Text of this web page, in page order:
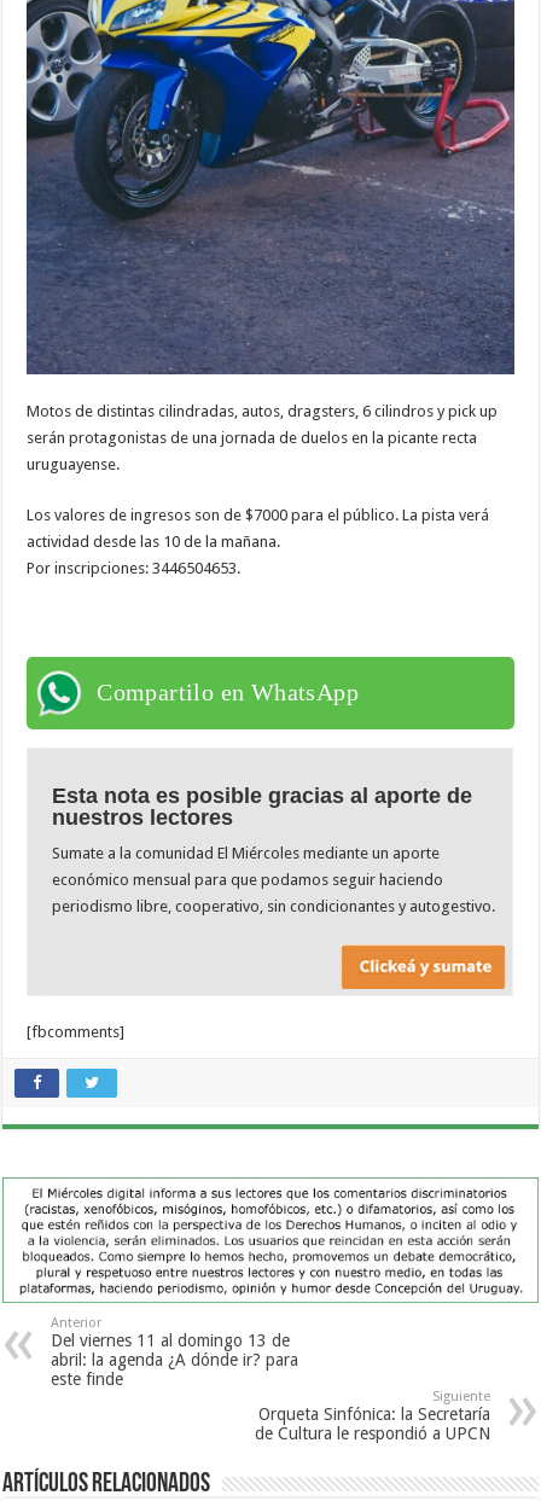
Motos de distintas cilindradas, autos, dragsters, 6 cilindros y pick up
serán protagonistas de una jornada de duelos en la picante recta
uruguayense.
Los valores de ingresos son de $7000 para el público. La pista verá
actividad desde las 10 de la mañana.
Por inscripciones: 3446504653.
Compartilo en WhatsApp
Esta nota es posible gracias al aporte de
nuestros lectores
Sumate a la comunidad El Miércoles mediante un aporte
económico mensual para que podamos seguir haciendo
periodismo libre, cooperativo, sin condicionantes y autogestivo.
[fbcomments]
Anterior
Del viernes 11 al domingo 13 de
abril: la agenda ¿A dónde ir? para
este finde
Siguiente
Orqueta Sinfónica: la Secretaría
de Cultura le respondió a UPCN
Artículos Relacionados